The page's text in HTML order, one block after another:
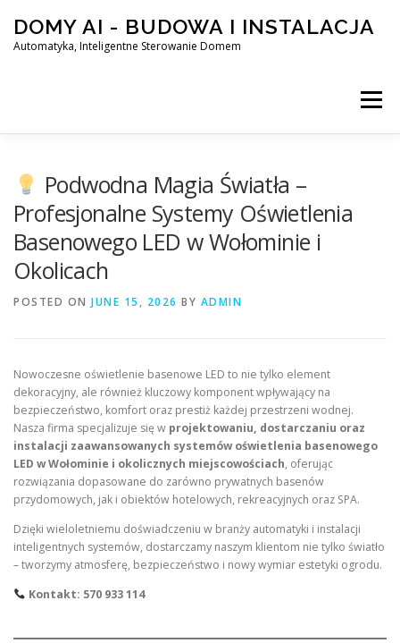
content
DOMY AI - BUDOWA I INSTALACJA
Automatyka, Inteligentne Sterowanie Domem
Menu
SMART DOM AI – AUTOMATYKA, INTELIGENTNE
BLOG KONTAKT
Podwodna Magia Światła –
Profesjonalne Systemy Oświetlenia
Basenowego LED w Wołominie i
Okolicach
POSTED ON JUNE 15, 2026 BY ADMIN
Nowoczesne oświetlenie basenowe LED to nie tylko element
dekoracyjny, ale również kluczowy komponent wpływający na
bezpieczeństwo, komfort oraz prestiż każdej przestrzeni wodnej.
Nasza firma specjalizuje się w projektowaniu, dostarczaniu oraz
instalacji zaawansowanych systemów oświetlenia basenowego
LED w Wołominie i okolicznych miejscowościach, oferując
rozwiązania dopasowane do zarówno prywatnych basenów
przydomowych, jak i obiektów hotelowych, rekreacyjnych oraz SPA.
Dzięki wieloletniemu doświadczeniu w branży automatyki i instalacji
inteligentnych systemów, dostarczamy naszym klientom nie tylko światło
– tworzymy atmosferę, bezpieczeństwo i nowy wymiar estetyki ogrodu.
Kontakt: 570 933 114